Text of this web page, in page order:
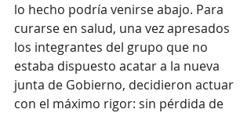
lo hecho podría venirse abajo. Para
curarse en salud, una vez apresados
los integrantes del grupo que no
estaba dispuesto acatar a la nueva
junta de Gobierno, decidieron actuar
con el máximo rigor: sin pérdida de